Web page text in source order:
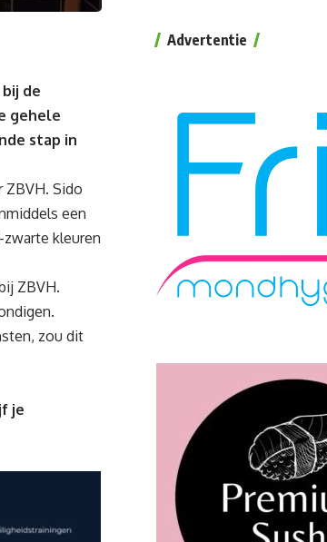
de
gehele
stap in
Sido
een
kleuren
ZBVH.
zou dit
je
Advertentie